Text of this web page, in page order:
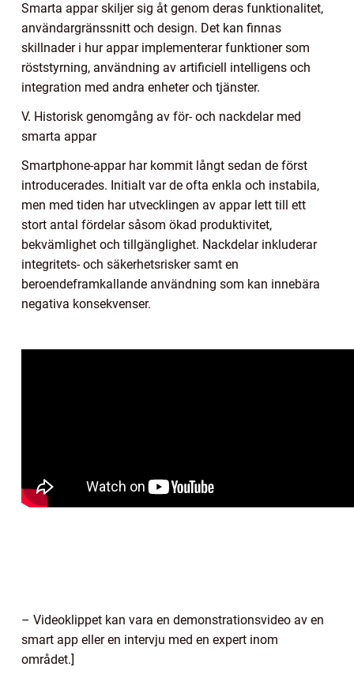
Smarta appar skiljer sig åt genom deras funktionalitet,
användargränssnitt och design. Det kan finnas
skillnader i hur appar implementerar funktioner som
röststyrning, användning av artificiell intelligens och
integration med andra enheter och tjänster.
V. Historisk genomgång av för- och nackdelar med
smarta appar
Smartphone-appar har kommit långt sedan de först
introducerades. Initialt var de ofta enkla och instabila,
men med tiden har utvecklingen av appar lett till ett
stort antal fördelar såsom ökad produktivitet,
bekvämlighet och tillgänglighet. Nackdelar inkluderar
integritets- och säkerhetsrisker samt en
beroendeframkallande användning som kan innebära
negativa konsekvenser.
– Videoklippet kan vara en demonstrationsvideo av en
smart app eller en intervju med en expert inom
området.]